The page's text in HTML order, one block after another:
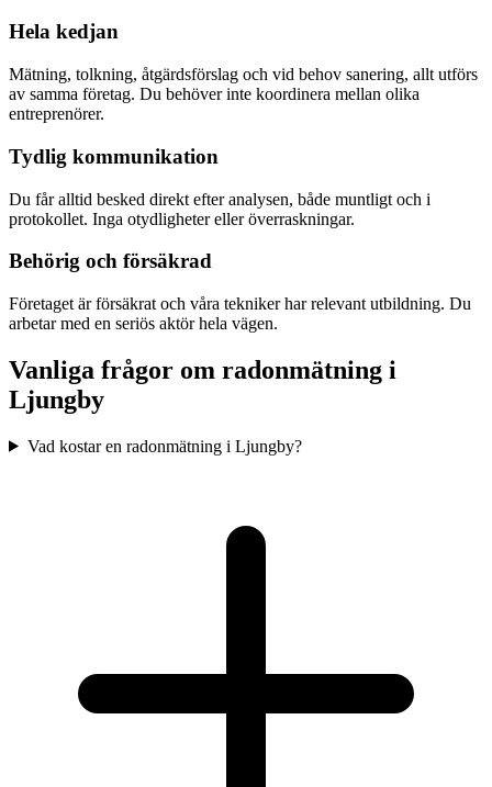
Hela kedjan
Mätning, tolkning, åtgärdsförslag och vid behov sanering, allt utförs
av samma företag. Du behöver inte koordinera mellan olika
entreprenörer.
Tydlig kommunikation
Du får alltid besked direkt efter analysen, både muntligt och i
protokollet. Inga otydligheter eller överraskningar.
Behörig och försäkrad
Företaget är försäkrat och våra tekniker har relevant utbildning. Du
arbetar med en seriös aktör hela vägen.
Vanliga frågor om radonmätning i
Ljungby
Vad kostar en radonmätning i Ljungby?